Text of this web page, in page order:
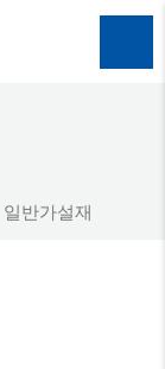
일반가설재